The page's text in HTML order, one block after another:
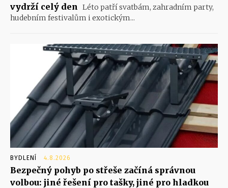
vydrží celý den
Léto patří svatbám, zahradním party,
hudebním festivalům i exotickým...
BYDLENÍ 4.8.2026
Bezpečný pohyb po střeše začíná správnou
volbou: jiné řešení pro tašky, jiné pro hladkou